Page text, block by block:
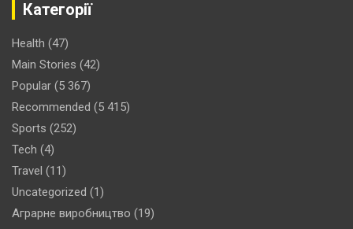
Категорії
Health (47)
Main Stories (42)
Popular (5 367)
Recommended (5 415)
Sports (252)
Tech (4)
Travel (11)
Uncategorized (1)
Аграрне виробництво (19)